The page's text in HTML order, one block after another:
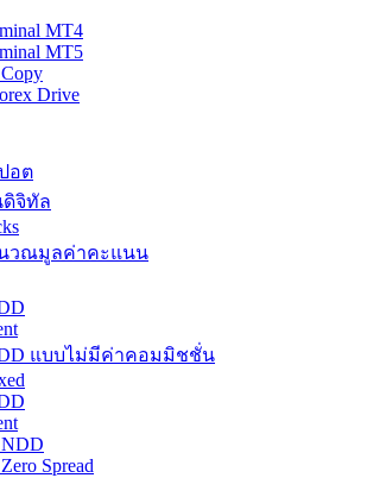
MT4
MT5
Drive
อต
ดิจิทัล
วณมูลค่าคะแนน
แบบไม่มีค่าคอมมิชชั่น
NDD
Spread